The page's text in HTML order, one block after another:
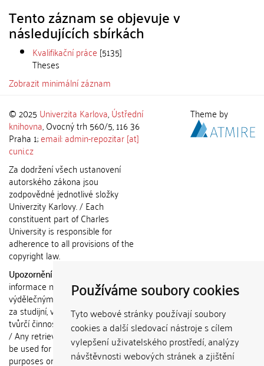
Používáme soubory cookies
Tyto webové stránky používají soubory
cookies a další sledovací nástroje s cílem
vylepšení uživatelského prostředí, analýzy
návštěvnosti webových stránek a zjištění
Tento záznam se objevuje v
následujících sbírkách
Kvalifikační práce [5135]
Theses
Zobrazit minimální záznam
© 2025 Univerzita Karlova,Ústřední
knihovna, Ovocný trh 560/5, 116 36
Praha 1;email: admin-repozitar [at]
cuni.cz
Za dodržení všech ustanovení
autorského zákona jsou
zodpovědné jednotlivé složky
Univerzity Karlovy. / Each
constituent part of Charles
University is responsible for
adherence to all provisions of the
copyright law.
Upozornění / Notice:
informace nemohou být použity k
výdělečným účelům nebo vydávány
za studijní, vědeckou nebo jinou
tvůrčí činnost jiné osoby než autora.
/ Any retrieved information shall not
be used for any commercial
purposes or claimed as results of
Theme by